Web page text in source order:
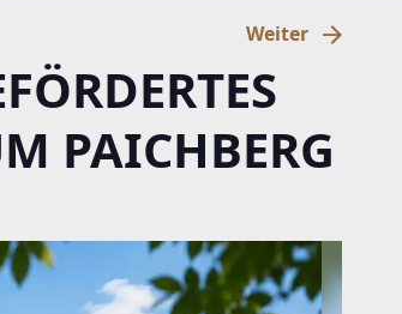
Weiter
PAICHBERG